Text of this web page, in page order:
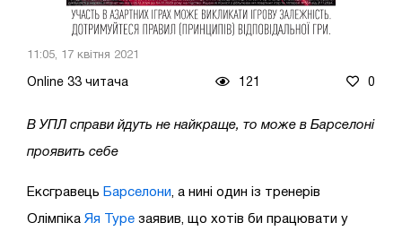
11:05, 17 квітня 2021
Online 33 читача 121 0
В УПЛ справи йдуть не найкраще, то може в Барселоні
проявить себе
Ексгравець Барселони , а нині один із тренерів
Олімпіка Яя Туре заявив, що хотів би працювати у